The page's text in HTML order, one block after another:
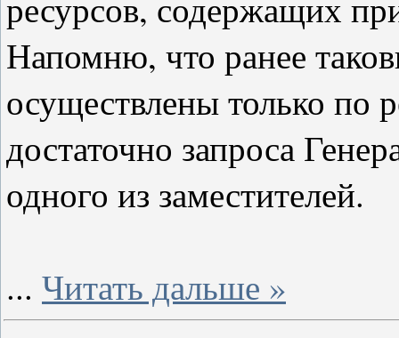
Напомню, что ранее
осуществлены только по
достаточно запроса
одного из заместителей.
... Читать дальше »